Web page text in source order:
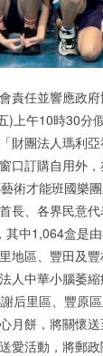
責任並響應政
)上午10時30分
財團法人瑪利
口訂購自用外
術才能班國樂
長、各界民意
中1,064盒是
地區、豐田及
人中華小腦萎
后里區、豐原
月餅，將關懷
愛活動，將郵